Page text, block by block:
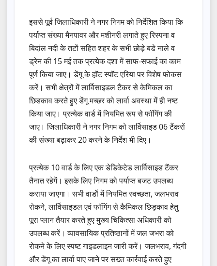
इससे पूर्व जिलाधिकारी ने नगर निगम को निर्देशित किया कि
पर्याप्त संख्या मैनपावर और मशीनरी लगाते हुए रिस्पना व
बिदांल नदी के तटों सहित शहर के सभी छोड़े बडे नाले व
ड्रेन की 15 मई तक प्रत्येक दशा में साफ-सफाई का काम
पूर्ण किया जाए। डेंगू के हॉट स्पॉट एरिया पर विशेष फोकस
करें। सभी क्षेत्रों में लार्विसाइडल टैंकर से केमिकल का
छिडकाव करते हुए डेंगू मच्छर को लार्वा अवस्था में ही नष्ट
किया जाए। प्रत्येक वार्ड में नियमित रूप से फॉगिंग की
जाए। जिलाधिकारी ने नगर निगम को लार्विसाइड 06 टैंकरों
की संख्या बढ़ाकर 20 करने के निर्देश भी दिए।
प्रत्येक 10 वार्ड के लिए एक डेडिकेटेड लार्विसाइड टैंकर
तैनात रहेगें। इसके लिए निगम को पर्याप्त बजट उपलब्ध
कराया जाएगा। सभी वार्डाे में नियमित स्वच्छता, जलभराव
रोकने, लार्विसाइडल एवं फॉगिंग से कैमिकल छिड़काव हेतु
पूरा प्लान तैयार करते हुए मुख्य चिकित्सा अधिकारी को
उपलब्ध करें। व्यावसायिक प्रतिष्ठानों में जल जभरा को
रोकने के लिए स्पष्ट गाइडलाइन जारी करें। जलभराव, गंदगी
और डेंगू का लार्वा पाए जाने पर सख्त कार्रवाई करते हुए